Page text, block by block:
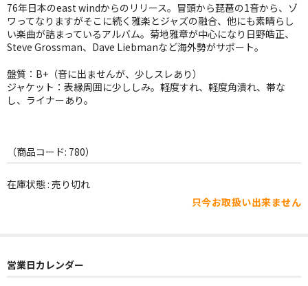
JAZZ-JP
JAZZ-VOCAL
J-POP
ROCK
WORLD
その他
76年日本のeast windからのリリース。冒頭から琵琶の1音から、ゾ
ワってなりますがそこに続く雅楽とジャズの融合、他にも素晴らし
い楽曲が詰まっているアルバム。菊地雅章が中心になり日野皓正、
Steve Grossman、Dave Liebmanなど海外勢がサポート。
盤質：B+（音に出ませんが、少しスレあり）
ジャケット：表縁周囲に少ししみ。軽度すれ、軽度角潰れ、帯な
し、ライナーあり。
（商品コード: 780）
在庫状態 : 売り切れ
只今お取扱い出来ません
営業日カレンダー